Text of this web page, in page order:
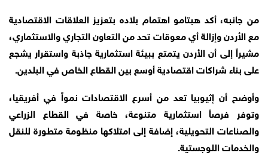
من جانبه، أكد هبتامو اهتمام بلاده بتعزيز العلاقات الاقتصادية
مع الأردن وإزالة أي معوقات تحد من التعاون التجاري والاستثماري،
مشيراً إلى أن الأردن يتمتع ببيئة استثمارية جاذبة واستقرار يشجع
على بناء شراكات اقتصادية أوسع بين القطاع الخاص في البلدين.
وأوضح أن إثيوبيا تعد من أسرع الاقتصادات نمواً في أفريقيا،
وتوفر فرصاً استثمارية متنوعة، خاصة في القطاع الزراعي
والصناعات التحويلية، إضافة إلى امتلاكها منظومة متطورة للنقل
والخدمات اللوجستية.